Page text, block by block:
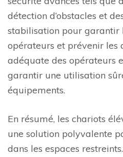
détection d’obstacles et
stabilisation pour garantir
opérateurs et prévenir les
adéquate des opérateurs
garantir une utilisation
équipements.
En résumé, les chariots
une solution polyvalente
dans les espaces